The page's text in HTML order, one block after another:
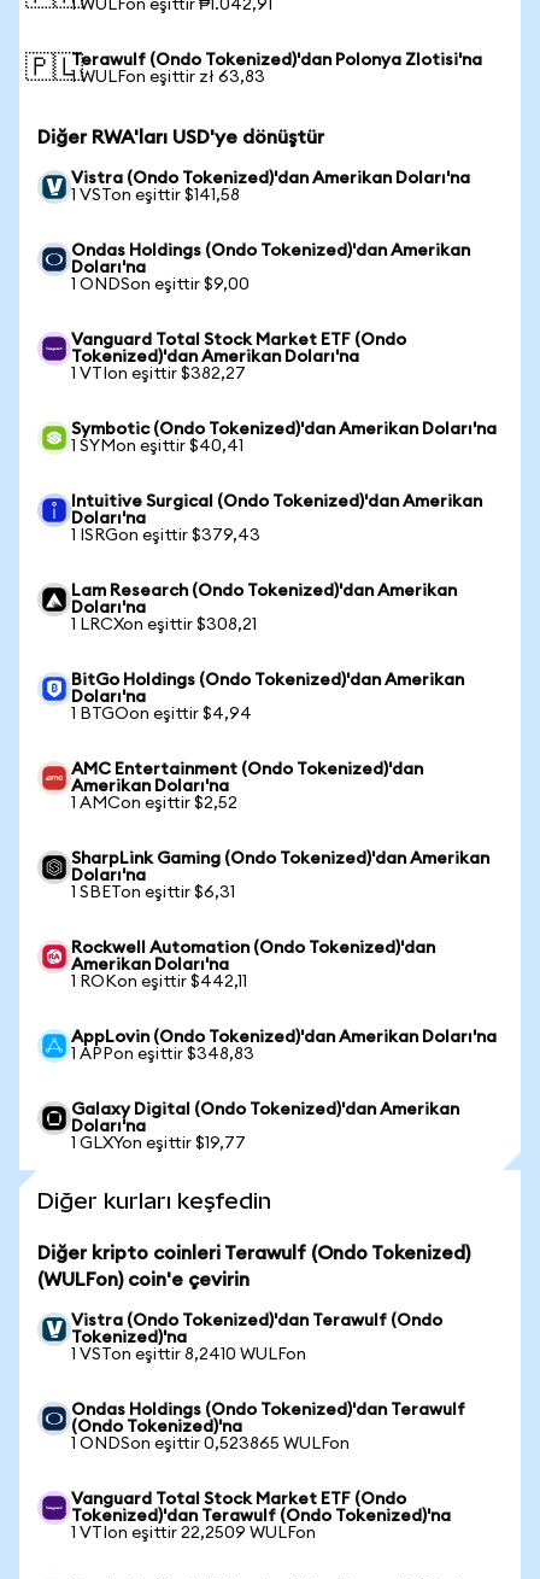
1 WULFon eşittir ₱1.042,91
🇵🇱Terawulf (Ondo Tokenized)'dan Polonya Zlotisi'na
1 WULFon eşittir zł 63,83
Diğer RWA'ları USD'ye dönüştür
Vistra (Ondo Tokenized)'dan Amerikan Doları'na
1 VSTon eşittir $141,58
Ondas Holdings (Ondo Tokenized)'dan Amerikan
Doları'na
1 ONDSon eşittir $9,00
Vanguard Total Stock Market ETF (Ondo
Tokenized)'dan Amerikan Doları'na
1 VTIon eşittir $382,27
Symbotic (Ondo Tokenized)'dan Amerikan Doları'na
1 SYMon eşittir $40,41
Intuitive Surgical (Ondo Tokenized)'dan Amerikan
Doları'na
1 ISRGon eşittir $379,43
Lam Research (Ondo Tokenized)'dan Amerikan
Doları'na
1 LRCXon eşittir $308,21
BitGo Holdings (Ondo Tokenized)'dan Amerikan
Doları'na
1 BTGOon eşittir $4,94
AMC Entertainment (Ondo Tokenized)'dan
Amerikan Doları'na
1 AMCon eşittir $2,52
SharpLink Gaming (Ondo Tokenized)'dan Amerikan
Doları'na
1 SBETon eşittir $6,31
Rockwell Automation (Ondo Tokenized)'dan
Amerikan Doları'na
1 ROKon eşittir $442,11
AppLovin (Ondo Tokenized)'dan Amerikan Doları'na
1 APPon eşittir $348,83
Galaxy Digital (Ondo Tokenized)'dan Amerikan
Doları'na
1 GLXYon eşittir $19,77
Diğer kurları keşfedin
Diğer kripto coinleri Terawulf (Ondo Tokenized)
(WULFon) coin'e çevirin
Vistra (Ondo Tokenized)'dan Terawulf (Ondo
Tokenized)'na
1 VSTon eşittir 8,2410 WULFon
Ondas Holdings (Ondo Tokenized)'dan Terawulf
(Ondo Tokenized)'na
1 ONDSon eşittir 0,523865 WULFon
Vanguard Total Stock Market ETF (Ondo
Tokenized)'dan Terawulf (Ondo Tokenized)'na
1 VTIon eşittir 22,2509 WULFon